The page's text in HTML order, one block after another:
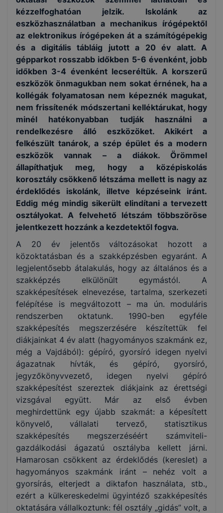
kézzelfoghatóan jelzik. Iskolánk az
eszközhasználatban a mechanikus írógépektől
az elektronikus írógépeken át a számítógépekig
és a digitális tábláig jutott a 20 év alatt. A
gépparkot rosszabb időkben 5-6 évenként, jobb
időkben 3-4 évenként lecseréltük. A korszerű
eszközök önmagukban nem sokat érnének, ha a
kollégák folyamatosan nem képeznék magukat,
nem frissítenék módszertani kelléktárukat, hogy
minél hatékonyabban tudják használni a
rendelkezésre álló eszközöket. Akikért a
felkészült tanárok, a szép épület és a modern
eszközök vannak – a diákok. Örömmel
állapíthatjuk meg, hogy a középiskolás
korosztály csökkenő létszáma mellett is nagy az
érdeklődés iskolánk, illetve képzéseink iránt.
Eddig még mindig sikerült elindítani a tervezett
osztályokat. A felvehető létszám többszöröse
jelentkezett hozzánk a kezdetektől fogva.
A 20 év jelentős változásokat hozott a
közoktatásban és a szakképzésben egyaránt. A
legjelentősebb átalakulás, hogy az általános és a
szakképzés elkülönült egymástól. A
szakképesítések elnevezése, tartalma, szerkezeti
felépítése is megváltozott – ma ún. moduláris
rendszerben oktatunk. 1990-ben egyféle
szakképesítés megszerzésére készítettük fel
diákjainkat 4 év alatt (hagyományos szakmánk ez,
még a Vajdából): gépíró, gyorsíró idegen nyelvi
ágazatnak hívták, és gépíró, gyorsíró,
jegyzőkönyvvezető, idegen nyelvi gépíró
szakképesítést szereztek diákjaink az érettségi
vizsgával együtt. Már az első évben
meghirdettünk egy újabb szakmát: a képesített
könyvelő, vállalati tervező, statisztikus
szakképesítés megszerzéséért számviteli-
gazdálkodási ágazatú osztályba kellett járni.
Hamarosan csökkent az érdeklődés (kereslet) a
hagyományos szakmánk iránt – nehéz volt a
gyorsírás, elterjedt a diktafon használata, stb.,
ezért a külkereskedelmi ügyintéző szakképesítés
oktatására vállalkoztunk: fél osztály „gidás” volt, a